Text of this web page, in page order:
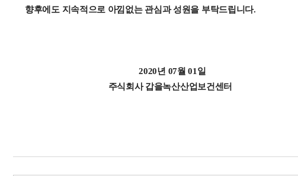
향후에도 지속적으로 아낌없는 관심과 성원을 부탁드립니다.
2020년 07월 01일
주식회사 갑을녹산산업보건센터